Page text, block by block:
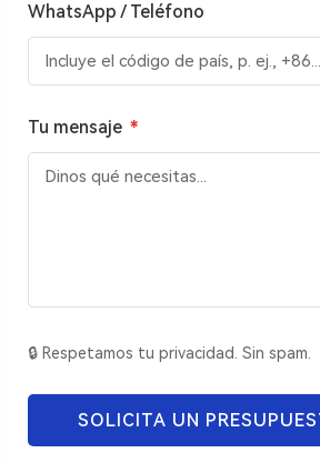
WhatsApp / Teléfono
Tu mensaje *
🔒 Respetamos tu privacidad. Sin spam.
SOLICITA UN